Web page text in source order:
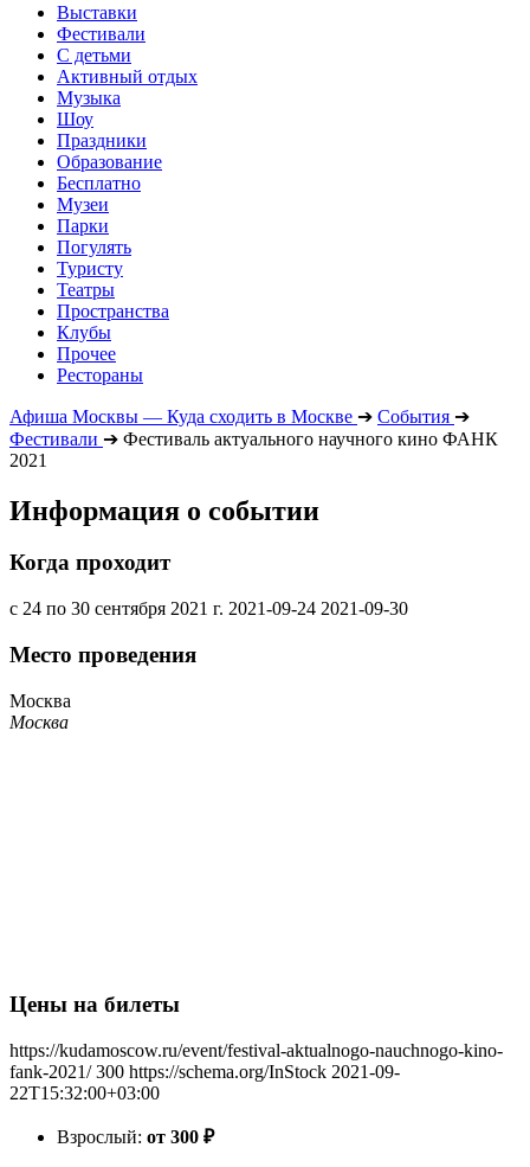
Выставки
Фестивали
С детьми
Активный отдых
Музыка
Шоу
Праздники
Образование
Бесплатно
Музеи
Парки
Погулять
Туристу
Театры
Пространства
Клубы
Прочее
Рестораны
Афиша Москвы — Куда сходить в Москве ➔ События ➔
Фестивали ➔ Фестиваль актуального научного кино ФАНК
2021
Информация о событии
Когда проходит
с 24 по 30 сентября 2021 г. 2021-09-24 2021-09-30
Место проведения
Москва
Москва
Цены на билеты
https://kudamoscow.ru/event/festival-aktualnogo-nauchnogo-kino-
fank-2021/ 300 https://schema.org/InStock 2021-09-
22T15:32:00+03:00
Взрослый: от 300 ₽